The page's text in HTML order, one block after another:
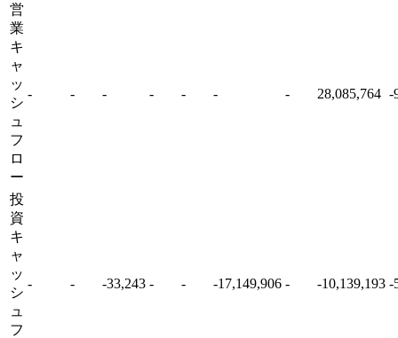
営
業
キ
ャ
ッ
シ
ュ
フ
ロ
ー
- - - - - - - 28,085,764 -
投
資
キ
ャ
ッ
シ
ュ
フ
- - -33,243 - - -17,149,906 - -10,139,193 -